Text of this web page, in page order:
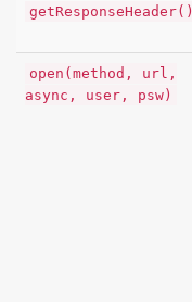
getResponseHeader()
open(method, url,
async, user, psw)